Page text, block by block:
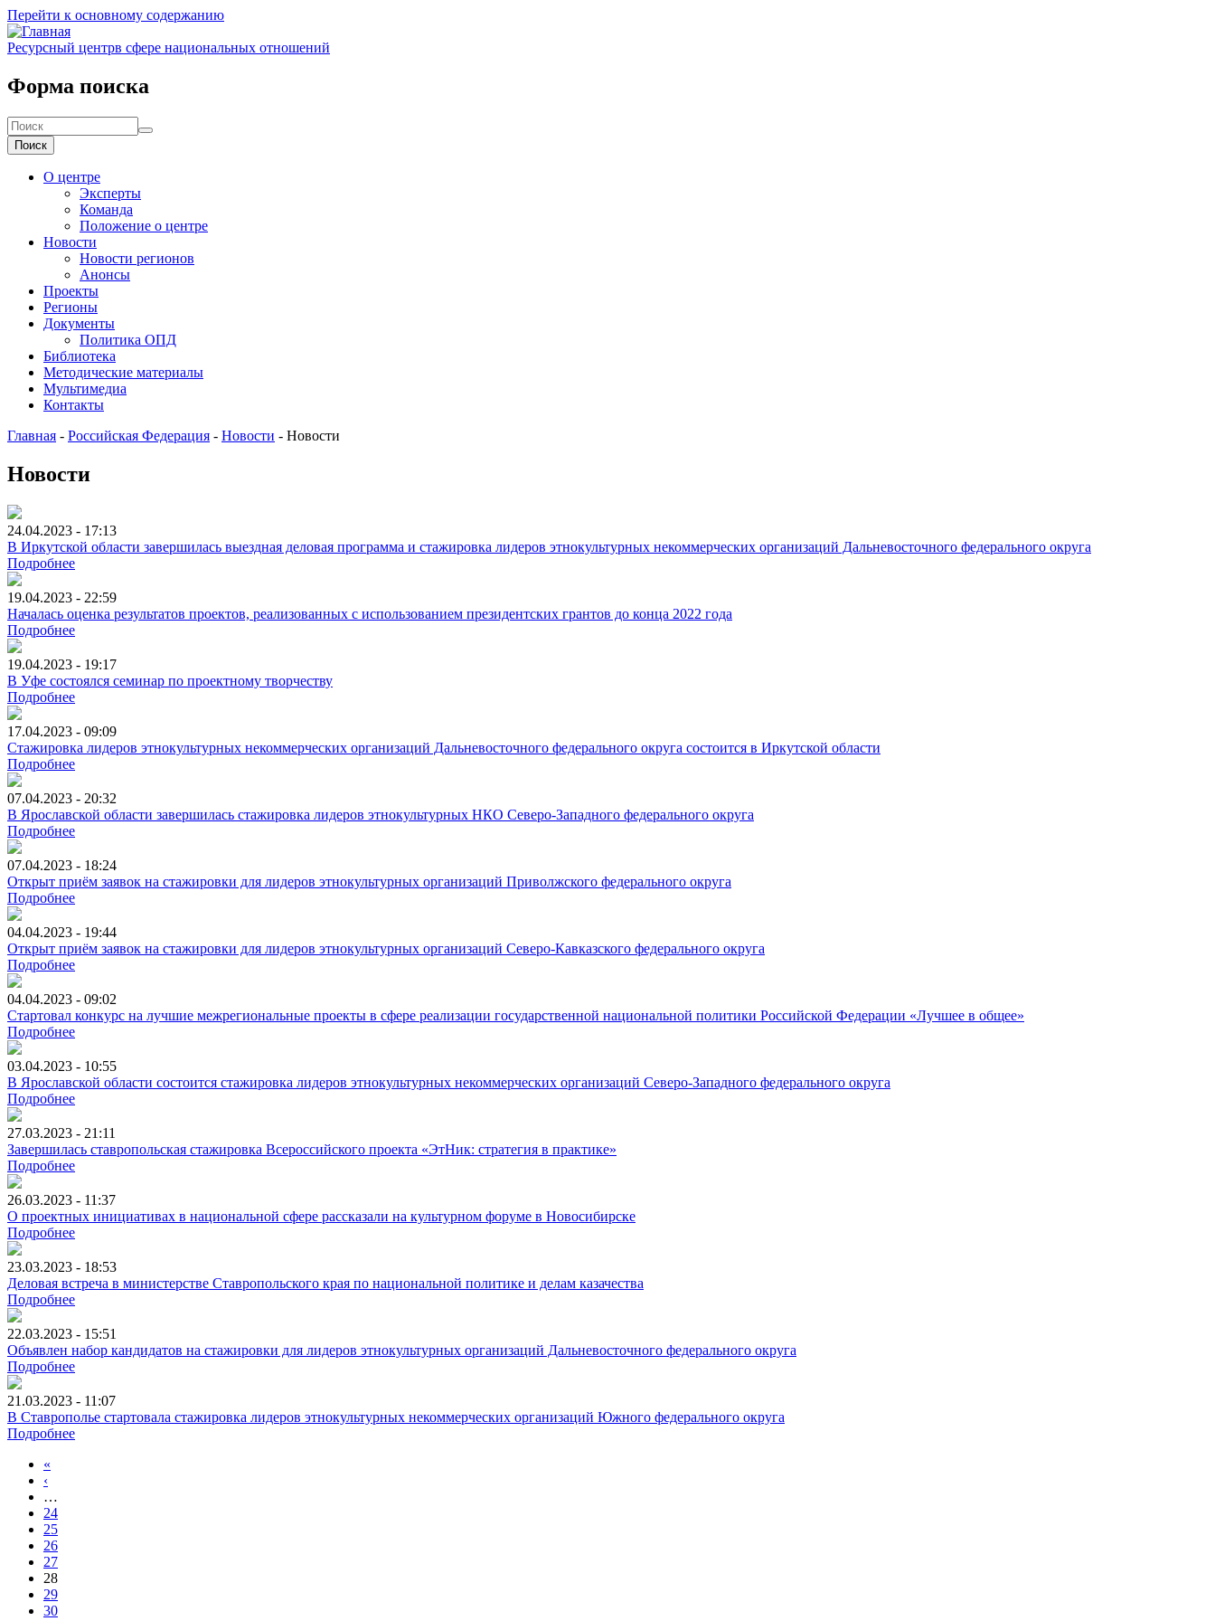
Перейти к основному содержанию
Ресурсный центрв сфере национальных отношений
Форма поиска
Поиск
О центре
Эксперты
Команда
Положение о центре
Новости
Новости регионов
Анонсы
Проекты
Регионы
Документы
Политика ОПД
Библиотека
Методические материалы
Мультимедиа
Контакты
Главная - Российская Федерация - Новости - Новости
Новости
24.04.2023 - 17:13
В Иркутской области завершилась выездная деловая программа и стажировка лидеров этнокультурных некоммерческих организаций Дальневосточного федерального округа
Подробнее
19.04.2023 - 22:59
Началась оценка результатов проектов, реализованных с использованием президентских грантов до конца 2022 года
Подробнее
19.04.2023 - 19:17
В Уфе состоялся семинар по проектному творчеству
Подробнее
17.04.2023 - 09:09
Стажировка лидеров этнокультурных некоммерческих организаций Дальневосточного федерального округа состоится в Иркутской области
Подробнее
07.04.2023 - 20:32
В Ярославской области завершилась стажировка лидеров этнокультурных НКО Северо-Западного федерального округа
Подробнее
07.04.2023 - 18:24
Открыт приём заявок на стажировки для лидеров этнокультурных организаций Приволжского федерального округа
Подробнее
04.04.2023 - 19:44
Открыт приём заявок на стажировки для лидеров этнокультурных организаций Северо-Кавказского федерального округа
Подробнее
04.04.2023 - 09:02
Стартовал конкурс на лучшие межрегиональные проекты в сфере реализации государственной национальной политики Российской Федерации «Лучшее в общее»
Подробнее
03.04.2023 - 10:55
В Ярославской области состоится стажировка лидеров этнокультурных некоммерческих организаций Северо-Западного федерального округа
Подробнее
27.03.2023 - 21:11
Завершилась ставропольская стажировка Всероссийского проекта «ЭтНик: стратегия в практике»
Подробнее
26.03.2023 - 11:37
О проектных инициативах в национальной сфере рассказали на культурном форуме в Новосибирске
Подробнее
23.03.2023 - 18:53
Деловая встреча в министерстве Ставропольского края по национальной политике и делам казачества
Подробнее
22.03.2023 - 15:51
Объявлен набор кандидатов на стажировки для лидеров этнокультурных организаций Дальневосточного федерального округа
Подробнее
21.03.2023 - 11:07
В Ставрополье стартовала стажировка лидеров этнокультурных некоммерческих организаций Южного федерального округа
Подробнее
«
‹
…
24
25
26
27
28
29
30